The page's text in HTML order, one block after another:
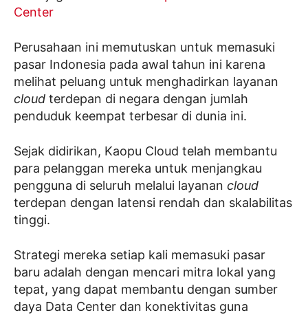
Center
Perusahaan ini memutuskan untuk memasuki
pasar Indonesia pada awal tahun ini karena
melihat peluang untuk menghadirkan layanan
cloud terdepan di negara dengan jumlah
penduduk keempat terbesar di dunia ini.
Sejak didirikan, Kaopu Cloud telah membantu
para pelanggan mereka untuk menjangkau
pengguna di seluruh melalui layanan cloud
terdepan dengan latensi rendah dan skalabilitas
tinggi.
Strategi mereka setiap kali memasuki pasar
baru adalah dengan mencari mitra lokal yang
tepat, yang dapat membantu dengan sumber
daya Data Center dan konektivitas guna